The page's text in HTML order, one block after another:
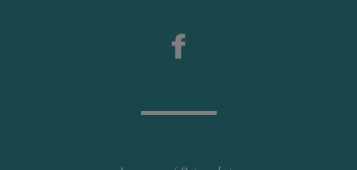
FOTOGALERIE
PFARRLICHE GEBÄUDE